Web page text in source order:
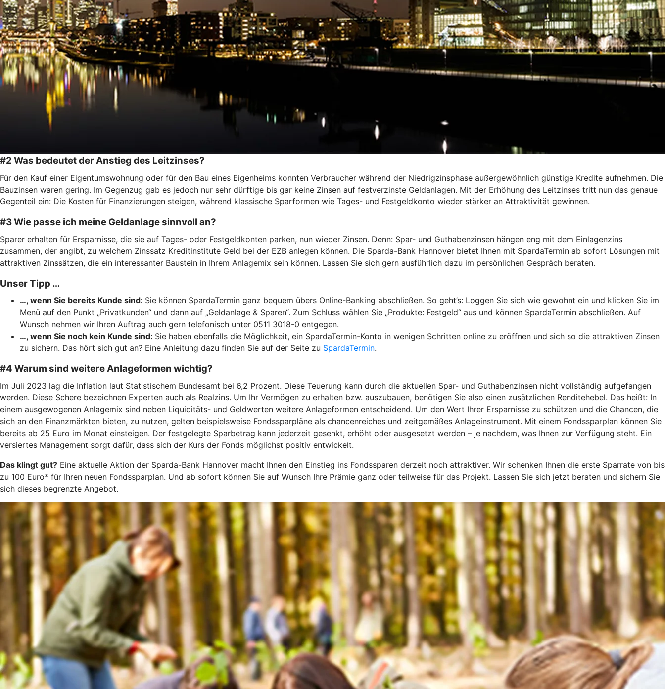
#2 Was bedeutet der Anstieg des Leitzinses?
Für den Kauf einer Eigentumswohnung oder für den Bau eines Eigenheims konnten Verbraucher während der Niedrigzinsphase außergewöhnlich günstige Kredite aufnehmen. Die
Bauzinsen waren gering. Im Gegenzug gab es jedoch nur sehr dürftige bis gar keine Zinsen auf festverzinste Geldanlagen. Mit der Erhöhung des Leitzinses tritt nun das genaue
Gegenteil ein: Die Kosten für Finanzierungen steigen, während klassische Sparformen wie Tages- und Festgeldkonto wieder stärker an Attraktivität gewinnen.
#3 Wie passe ich meine Geldanlage sinnvoll an?
Sparer erhalten für Ersparnisse, die sie auf Tages- oder Festgeldkonten parken, nun wieder Zinsen. Denn: Spar- und Guthabenzinsen hängen eng mit dem Einlagenzins
zusammen, der angibt, zu welchem Zinssatz Kreditinstitute Geld bei der EZB anlegen können. Die Sparda-Bank Hannover bietet Ihnen mit SpardaTermin ab sofort Lösungen mit
attraktiven Zinssätzen, die ein interessanter Baustein in Ihrem Anlagemix sein können. Lassen Sie sich gern ausführlich dazu im persönlichen Gespräch beraten.
Unser Tipp …
…, wenn Sie bereits Kunde sind: Sie können SpardaTermin ganz bequem übers Online-Banking abschließen. So geht’s: Loggen Sie sich wie gewohnt ein und klicken Sie im
Menü auf den Punkt „Privatkunden“ und dann auf „Geldanlage & Sparen“. Zum Schluss wählen Sie „Produkte: Festgeld“ aus und können SpardaTermin abschließen. Auf
Wunsch nehmen wir Ihren Auftrag auch gern telefonisch unter 0511 3018-0 entgegen.
…, wenn Sie noch kein Kunde sind: Sie haben ebenfalls die Möglichkeit, ein SpardaTermin-Konto in wenigen Schritten online zu eröffnen und sich so die attraktiven Zinsen
zu sichern. Das hört sich gut an? Eine Anleitung dazu finden Sie auf der Seite zu SpardaTermin.
#4 Warum sind weitere Anlageformen wichtig?
Im Juli 2023 lag die Inflation laut Statistischem Bundesamt bei 6,2 Prozent. Diese Teuerung kann durch die aktuellen Spar- und Guthabenzinsen nicht vollständig aufgefangen
werden. Diese Schere bezeichnen Experten auch als Realzins. Um Ihr Vermögen zu erhalten bzw. auszubauen, benötigen Sie also einen zusätzlichen Renditehebel. Das heißt: In
einem ausgewogenen Anlagemix sind neben Liquiditäts- und Geldwerten weitere Anlageformen entscheidend. Um den Wert Ihrer Ersparnisse zu schützen und die Chancen, die
sich an den Finanzmärkten bieten, zu nutzen, gelten beispielsweise Fondssparpläne als chancenreiches und zeitgemäßes Anlageinstrument. Mit einem Fondssparplan können Sie
bereits ab 25 Euro im Monat einsteigen. Der festgelegte Sparbetrag kann jederzeit gesenkt, erhöht oder ausgesetzt werden – je nachdem, was Ihnen zur Verfügung steht. Ein
versiertes Management sorgt dafür, dass sich der Kurs der Fonds möglichst positiv entwickelt.
Das klingt gut? Eine aktuelle Aktion der Sparda-Bank Hannover macht Ihnen den Einstieg ins Fondssparen derzeit noch attraktiver. Wir schenken Ihnen die erste Sparrate von bis
zu 100 Euro* für Ihren neuen Fondssparplan. Und ab sofort können Sie auf Wunsch Ihre Prämie ganz oder teilweise für das Projekt. Lassen Sie sich jetzt beraten und sichern Sie
sich dieses begrenzte Angebot.